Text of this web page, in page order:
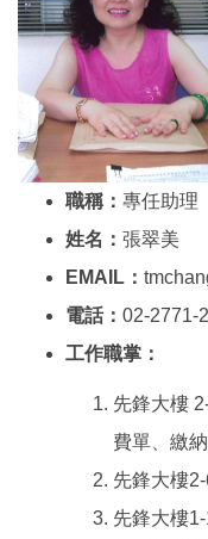
職稱： 專任助理
姓名： 張翠美
EMAIL：
電話： 02-2771-
工作職掌：
先鋒大樓
費單、繳納
先鋒大樓
先鋒大樓